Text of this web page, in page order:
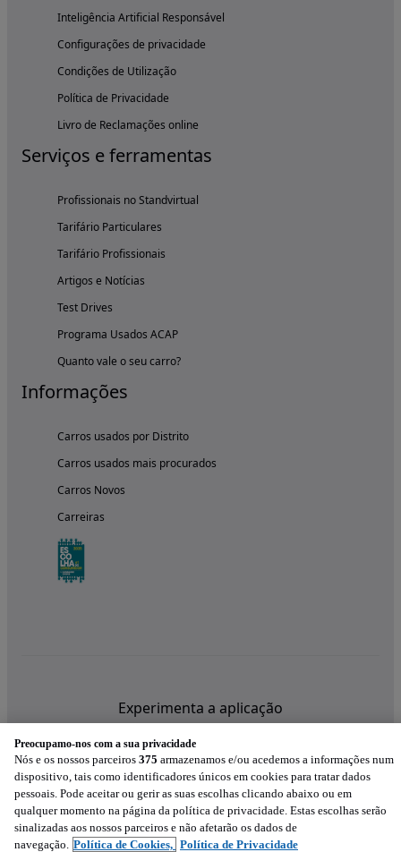
Inteligência Artificial Responsável
Configurações de privacidade
Condições de Utilização
Política de Privacidade
Livro de Reclamações online
Serviços e ferramentas
Profissionais no Standvirtual
Tarifário Particulares
Tarifário Profissionais
Artigos e Notícias
Test Drives
Programa Usados ACAP
Quanto vale o seu carro?
Informações
Carros usados por Distrito
Carros usados mais procurados
Carros Novos
Carreiras
Experimenta a aplicação
Preocupamo-nos com a sua privacidade
Nós e os nossos parceiros 375 armazenamos e/ou acedemos a informações num
dispositivo, tais como identificadores únicos em cookies para tratar dados
pessoais. Pode aceitar ou gerir as suas escolhas clicando abaixo ou em
qualquer momento na página da política de privacidade. Estas escolhas serão
sinalizadas aos nossos parceiros e não afetarão os dados de
navegação. Política de Cookies, Política de Privacidade